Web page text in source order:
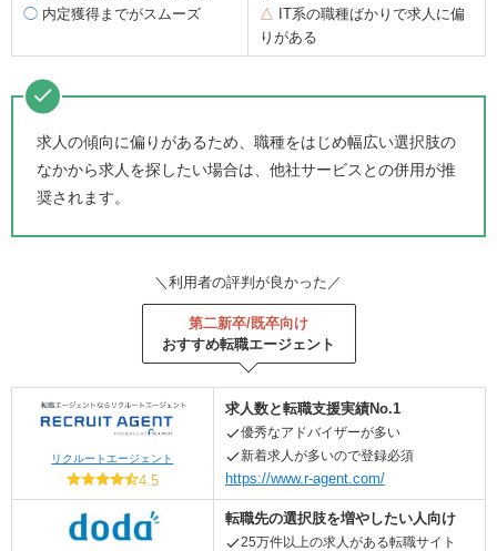
◯内定獲得までがスムーズ
△ IT系の職種ばかりで求人に偏
りがある
求人の傾向に偏りがあるため、職種をはじめ幅広い選択肢の
なかから求人を探したい場合は、他社サービスとの併用が推
奨されます。
＼利用者の評判が良かった／
第二新卒/既卒向け
おすすめ転職エージェント
リクルートエージェント
4.5
求人数と転職支援実績No.1
優秀なアドバイザーが多い
新着求人が多いので登録必須
https://www.r-agent.com/
転職先の選択肢を増やしたい人向け
25万件以上の求人がある転職サイト